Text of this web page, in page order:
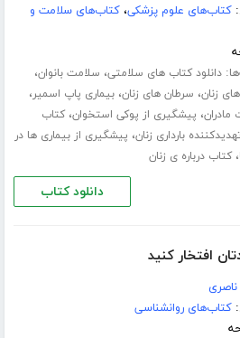
کتاب‌های علوم پزشکی،کتاب‌های سلامت و
دانلود کتاب های سلامتی، سلامت بانوان،
زنان، سرطان های زنان،بیماری پاپ اسمیر،
مادران، پیشگیری از پوکی استخوان،کتاب
بارداری زنان، پیشگیری از بیماری ها در
،کتاب درباره ی زنان
دانلود کتاب
افتخار کنید
کتاب‌های روانشناسی